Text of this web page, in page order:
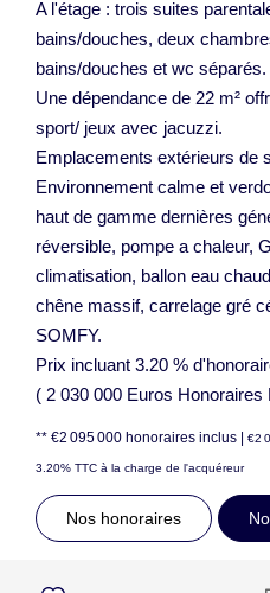
A l'étage : trois suites
bains/douches, deux
bains/douches et wc séparés.
Une dépendance de 22 m²
sport/ jeux avec jacuzzi.
Emplacements extérieurs de
Environnement calme et
haut de gamme dernières
réversible, pompe a chaleur,
climatisation, ballon eau
chêne massif, carrelage gré
SOMFY.
Prix incluant 3.20 %
( 2 030 000 Euros Honoraires
** €2 095 000 honoraires inclus | €2
3.20% TTC à la charge de l'acquéreur
Nos honoraires